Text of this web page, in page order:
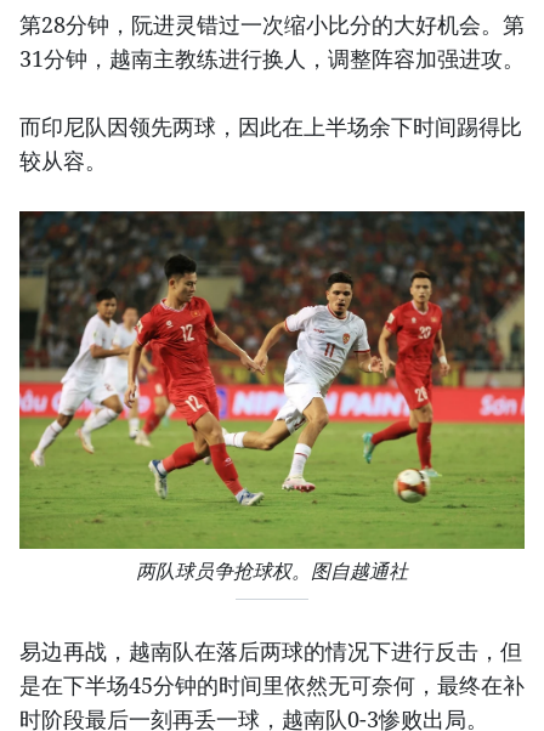
第28分钟，阮进灵错过一次缩小比分的大好机会。第
31分钟，越南主教练进行换人，调整阵容加强进攻。
而印尼队因领先两球，因此在上半场余下时间踢得比
较从容。
两队球员争抢球权。图自越通社
易边再战，越南队在落后两球的情况下进行反击，但
是在下半场45分钟的时间里依然无可奈何，最终在补
时阶段最后一刻再丢一球，越南队0-3惨败出局。